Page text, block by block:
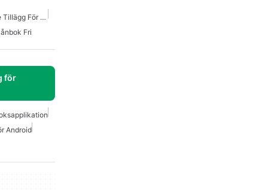
Bästa Valutakonverterare Tillägg För Chrome
Fri
för
Android